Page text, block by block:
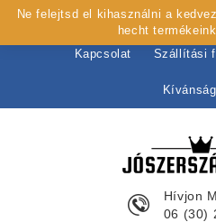
Kezdőlap Rólunk
Kapcsolat Szállítási
Hívjon
06 (30)
Ne felejtsd el kihasználni a
hecht